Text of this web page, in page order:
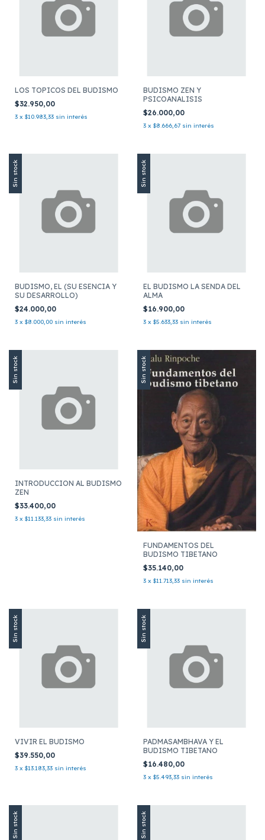
LOS TOPICOS DEL BUDISMO
$32.950,00
3 x $10.983,33 sin interés
BUDISMO ZEN Y
PSICOANALISIS
$26.000,00
3 x $8.666,67 sin interés
Sin stock
BUDISMO, EL (SU ESENCIA Y
SU DESARROLLO)
$24.000,00
3 x $8.000,00 sin interés
Sin stock
EL BUDISMO LA SENDA DEL
ALMA
$16.900,00
3 x $5.633,33 sin interés
Sin stock
INTRODUCCION AL BUDISMO
ZEN
$33.400,00
3 x $11.133,33 sin interés
Sin stock
FUNDAMENTOS DEL
BUDISMO TIBETANO
$35.140,00
3 x $11.713,33 sin interés
Sin stock
VIVIR EL BUDISMO
$39.550,00
3 x $13.183,33 sin interés
Sin stock
PADMASAMBHAVA Y EL
BUDISMO TIBETANO
$16.480,00
3 x $5.493,33 sin interés
Sin stock Sin stock